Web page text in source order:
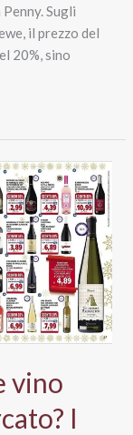
Sugli
il prezzo del
20%, sino
vino
I